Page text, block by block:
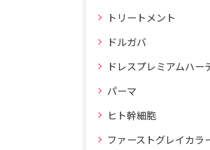
トリートメント
ドルガバ
ドレスプレミアムハー
パーマ
ヒト幹細胞
ファーストグレイカラ